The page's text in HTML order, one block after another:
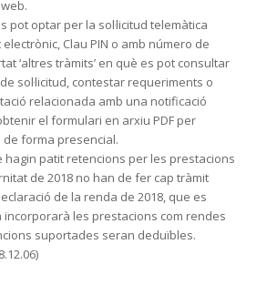
pot optar per la sol·licitud telemàtica
Clau PIN o amb número de
‘altres tràmits’ en què es pot consultar
sol·licitud, contestar requeriments o
relacionada amb una notificació
el formulari en arxiu PDF per
de forma presencial.
hagin patit retencions per les prestacions
de 2018 no han de fer cap tràmit
de la renda de 2018, que es
incorporarà les prestacions com rendes
suportades seran deduïbles.